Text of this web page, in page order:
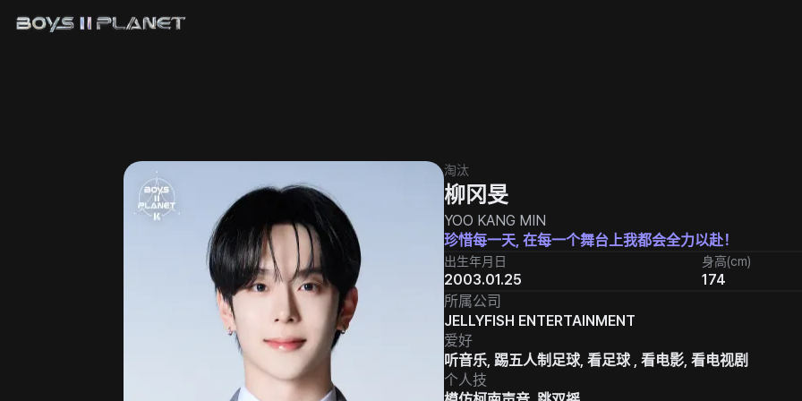
淘汰
柳冈旻
YOO KANG MIN
珍惜每一天, 在每一个舞台上我都会全力以赴！
出生年月日
2003.01.25
身高(cm)
174
所属公司
JELLYFISH ENTERTAINMENT
爱好
听音乐, 踢五人制足球, 看足球 , 看电影, 看电视剧
个人技